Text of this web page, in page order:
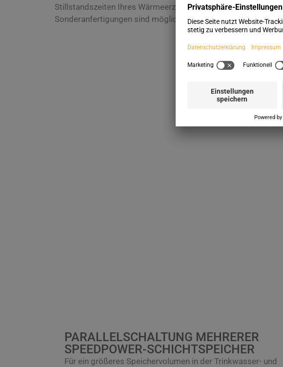
Stillstandszeiten Ihres Wärmeerzeugers noch weiter
Sonderanfertigungen sind möglich.
PARALLELSCHALTUNG MEHRERER
SPEEDPOWER-SCHICHTSPEICHER
Für ein größeres Speichervolumen in der Trinkwasser- und